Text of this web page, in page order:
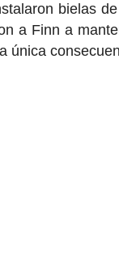
bielas
a Finn a
única